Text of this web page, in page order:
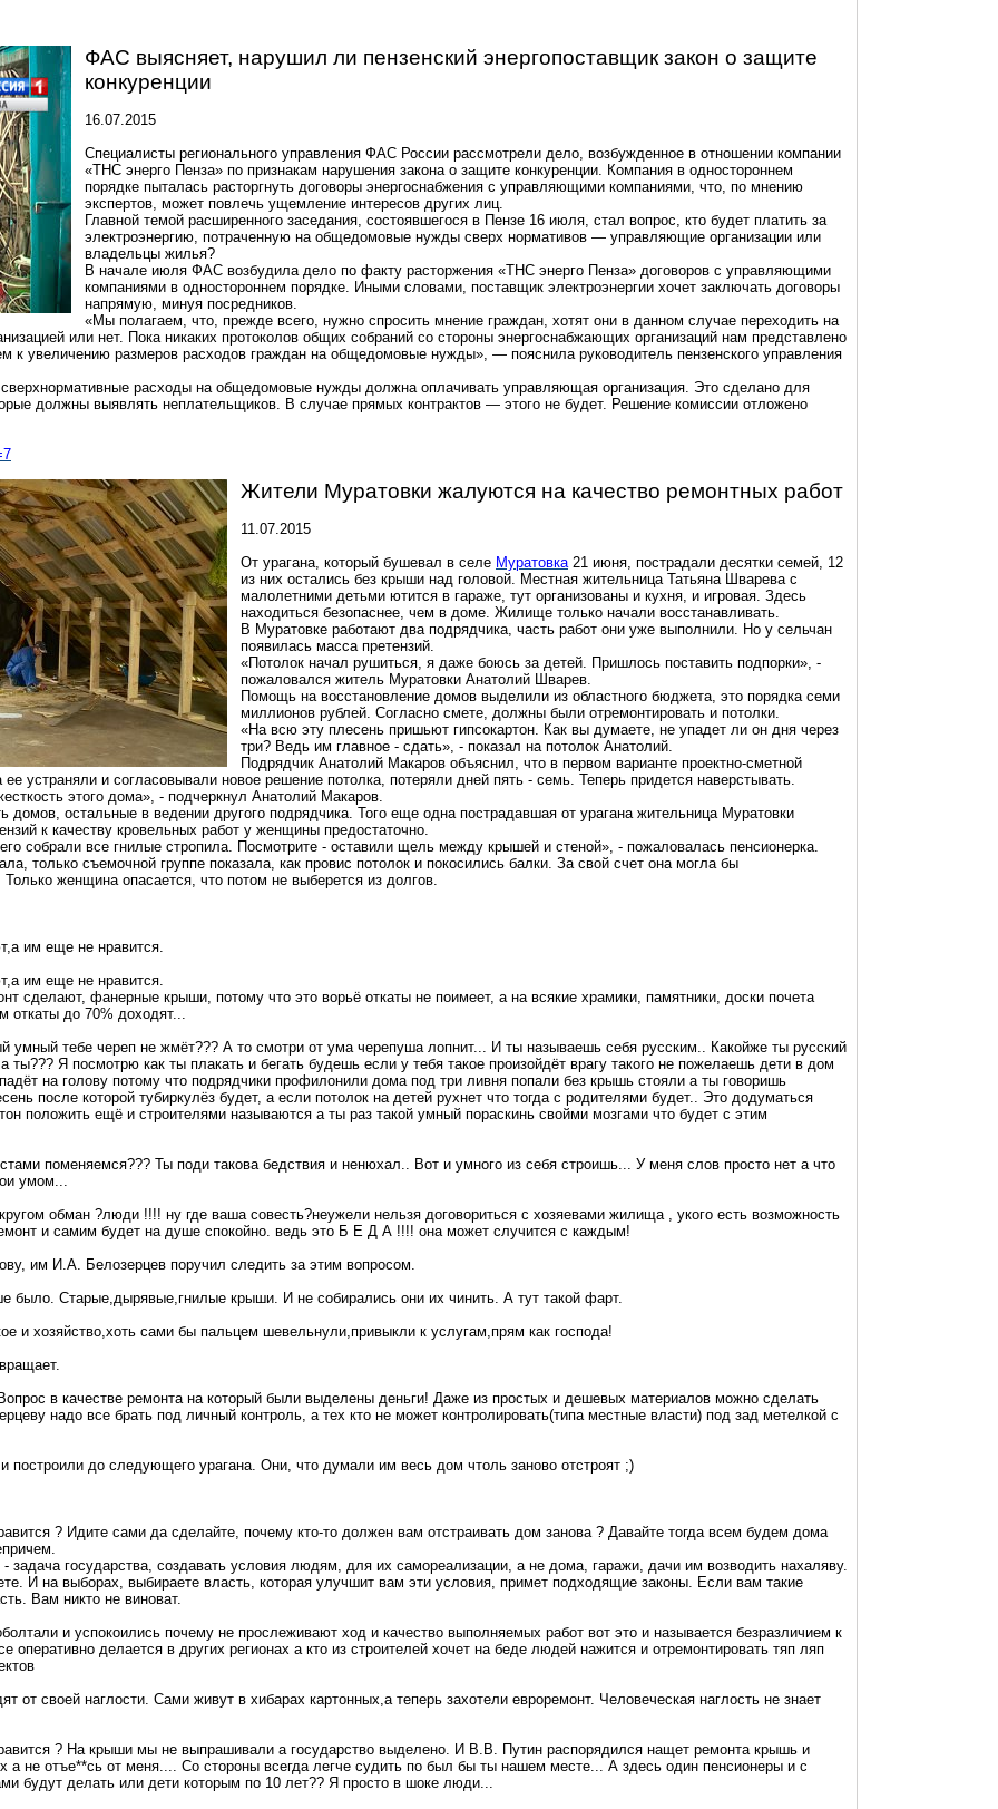
ФАС выясняет, нарушил ли пензенский энергопоставщик закон о защите
конкуренции
16.07.2015
Специалисты регионального управления ФАС России рассмотрели дело, возбужденное в отношении компании
«ТНС энерго Пенза» по признакам нарушения закона о защите конкуренции. Компания в одностороннем
порядке пыталась расторгнуть договоры энергоснабжения с управляющими компаниями, что, по мнению
экспертов, может повлечь ущемление интересов других лиц.
Главной темой расширенного заседания, состоявшегося в Пензе 16 июля, стал вопрос, кто будет платить за
электроэнергию, потраченную на общедомовые нужды сверх нормативов — управляющие организации или
владельцы жилья?
В начале июля ФАС возбудила дело по факту расторжения «ТНС энерго Пенза» договоров с управляющими
компаниями в одностороннем порядке. Иными словами, поставщик электроэнергии хочет заключать договоры
напрямую, минуя посредников.
«Мы полагаем, что, прежде всего, нужно спросить мнение граждан, хотят они в данном случае переходить на
или нет. Пока никаких протоколов общих собраний со стороны энергоснабжающих организаций нам представлено
к увеличению размеров расходов граждан на общедомовые нужды», — пояснила руководитель пензенского управления
расходы на общедомовые нужды должна оплачивать управляющая организация. Это сделано для
должны выявлять неплательщиков. В случае прямых контрактов — этого не будет. Решение комиссии отложено
Жители Муратовки жалуются на качество ремонтных работ
11.07.2015
От урагана, который бушевал в селе Муратовка 21 июня, пострадали десятки семей, 12
из них остались без крыши над головой. Местная жительница Татьяна Шварева с
малолетними детьми ютится в гараже, тут организованы и кухня, и игровая. Здесь
находиться безопаснее, чем в доме. Жилище только начали восстанавливать.
В Муратовке работают два подрядчика, часть работ они уже выполнили. Но у сельчан
появилась масса претензий.
«Потолок начал рушиться, я даже боюсь за детей. Пришлось поставить подпорки», -
пожаловался житель Муратовки Анатолий Шварев.
Помощь на восстановление домов выделили из областного бюджета, это порядка семи
миллионов рублей. Согласно смете, должны были отремонтировать и потолки.
«На всю эту плесень пришьют гипсокартон. Как вы думаете, не упадет ли он дня через
три? Ведь им главное - сдать», - показал на потолок Анатолий.
Подрядчик Анатолий Макаров объяснил, что в первом варианте проектно-сметной
устраняли и согласовывали новое решение потолка, потеряли дней пять - семь. Теперь придется наверстывать.
этого дома», - подчеркнул Анатолий Макаров.
домов, остальные в ведении другого подрядчика. Того еще одна пострадавшая от урагана жительница Муратовки
к качеству кровельных работ у женщины предостаточно.
собрали все гнилые стропила. Посмотрите - оставили щель между крышей и стеной», - пожаловалась пенсионерка.
только съемочной группе показала, как провис потолок и покосились балки. За свой счет она могла бы
Только женщина опасается, что потом не выберется из долгов.
им еще не нравится.
им еще не нравится.
сделают, фанерные крыши, потому что это ворьё откаты не поимеет, а на всякие храмики, памятники, доски почета
откаты до 70% доходят...
тебе череп не жмёт??? А то смотри от ума черепуша лопнит... И ты называешь себя русским.. Какойже ты русский
ты??? Я посмотрю как ты плакать и бегать будешь если у тебя такое произойдёт врагу такого не пожелаешь дети в дом
на голову потому что подрядчики профилонили дома под три ливня попали без крышь стояли а ты говоришь
после которой тубиркулёз будет, а если потолок на детей рухнет что тогда с родителями будет.. Это додуматься
положить ещё и строителями называются а ты раз такой умный пораскинь свойми мозгами что будет с этим
поменяемся??? Ты поди такова бедствия и ненюхал.. Вот и умного из себя строишь... У меня слов просто нет а что
умом...
обман ?люди !!!! ну где ваша совесть?неужели нельзя договориться с хозяевами жилища , укого есть возможность
и самим будет на душе спокойно. ведь это Б Е Д А !!!! она может случится с каждым!
им И.А. Белозерцев поручил следить за этим вопросом.
было. Старые,дырявые,гнилые крыши. И не собирались они их чинить. А тут такой фарт.
и хозяйство,хоть сами бы пальцем шевельнули,привыкли к услугам,прям как господа!
в качестве ремонта на который были выделены деньги! Даже из простых и дешевых материалов можно сделать
надо все брать под личный контроль, а тех кто не может контролировать(типа местные власти) под зад метелкой с
построили до следующего урагана. Они, что думали им весь дом чтоль заново отстроят ;)
? Идите сами да сделайте, почему кто-то должен вам отстраивать дом занова ? Давайте тогда всем будем дома
государства, создавать условия людям, для их самореализации, а не дома, гаражи, дачи им возводить нахаляву.
И на выборах, выбираете власть, которая улучшит вам эти условия, примет подходящие законы. Если вам такие
Вам никто не виноват.
и успокоились почему не прослеживают ход и качество выполняемых работ вот это и называется безразличием к
оперативно делается в других регионах а кто из строителей хочет на беде людей нажится и отремонтировать тяп ляп
от своей наглости. Сами живут в хибарах картонных,а теперь захотели евроремонт. Человеческая наглость не знает
? На крыши мы не выпрашивали а государство выделено. И В.В. Путин распорядился нащет ремонта крышь и
а не отъе**сь от меня.... Со стороны всегда легче судить по был бы ты нашем месте... А здесь один пенсионеры и с
будут делать или дети которым по 10 лет?? Я просто в шоке люди...